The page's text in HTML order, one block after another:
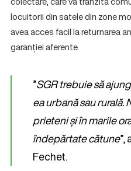
locuitorii din satele din zone
avea acces facil la returnarea
garanției aferente.
”SGR trebuie să
ea urbană sau rurală.
prieteni și în marile
îndepărtate cătune
Fechet.